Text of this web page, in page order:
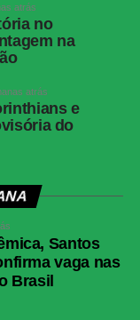
atrás
no
na
atrás
e
do
Santos
vaga nas
Brasil